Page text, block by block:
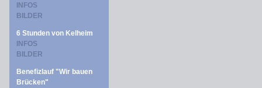
INFOS
BILDER
6 Stunden von Kelheim
INFOS
BILDER
Benefizlauf "Wir bauen
Brücken"